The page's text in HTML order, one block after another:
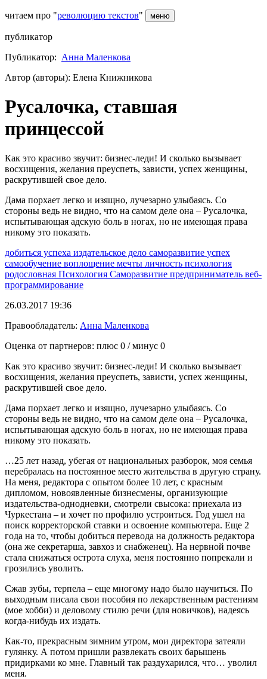
читаем про "революцию текстов" меню
публикатор
Публикатор: Анна Маленкова
Автор (авторы): Елена Книжникова
Русалочка, ставшая
принцессой
Как это красиво звучит: бизнес-леди! И сколько вызывает
восхищения, желания преуспеть, зависти, успех женщины,
раскрутившей свое дело.
Дама порхает легко и изящно, лучезарно улыбаясь. Со
стороны ведь не видно, что на самом деле она – Русалочка,
испытывающая адскую боль в ногах, но не имеющая права
никому это показать.
добиться успеха издательское дело саморазвитие успех
самообучение воплощение мечты личность психология
родословная Психология Саморазвитие предприниматель веб-
программирование
26.03.2017 19:36
Правообладатель: Анна Маленкова
Оценка от партнеров: плюс 0 / минус 0
Как это красиво звучит: бизнес-леди! И сколько вызывает
восхищения, желания преуспеть, зависти, успех женщины,
раскрутившей свое дело.
Дама порхает легко и изящно, лучезарно улыбаясь. Со
стороны ведь не видно, что на самом деле она – Русалочка,
испытывающая адскую боль в ногах, но не имеющая права
никому это показать.
…25 лет назад, убегая от национальных разборок, моя семья
перебралась на постоянное место жительства в другую страну.
На меня, редактора с опытом более 10 лет, с красным
дипломом, новоявленные бизнесмены, организующие
издательства-однодневки, смотрели свысока: приехала из
Чуркестана – и хочет по профилю устроиться. Год ушел на
поиск корректорской ставки и освоение компьютера. Еще 2
года на то, чтобы добиться перевода на должность редактора
(она же секретарша, завхоз и снабженец). На нервной почве
стала снижаться острота слуха, меня постоянно попрекали и
грозились уволить.
Сжав зубы, терпела – еще многому надо было научиться. По
выходным писала свои пособия по лекарственным растениям
(мое хобби) и деловому стилю речи (для новичков), надеясь
когда-нибудь их издать.
Как-то, прекрасным зимним утром, мои директора затеяли
гулянку. А потом пришли развлекать своих барышень
придирками ко мне. Главный так раздухарился, что… уволил
меня.